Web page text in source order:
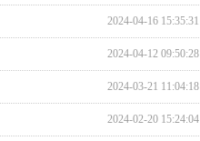
2024-04-16 15:35:31
2024-04-12 09:50:28
2024-03-21 11:04:18
2024-02-20 15:24:04